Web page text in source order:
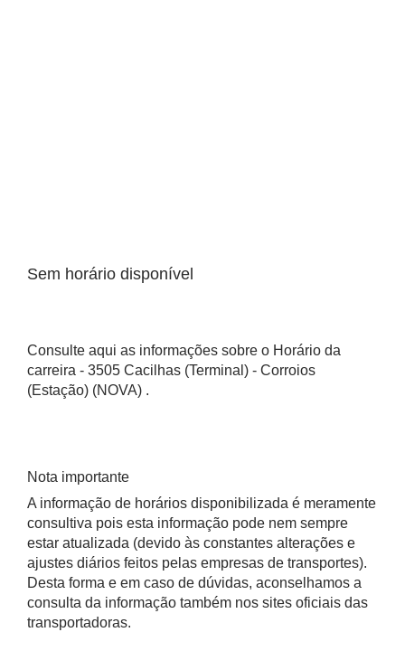
Sem horário disponível
Consulte aqui as informações sobre o Horário da
carreira - 3505 Cacilhas (Terminal) - Corroios
(Estação) (NOVA) .
Nota importante
A informação de horários disponibilizada é meramente
consultiva pois esta informação pode nem sempre
estar atualizada (devido às constantes alterações e
ajustes diários feitos pelas empresas de transportes).
Desta forma e em caso de dúvidas, aconselhamos a
consulta da informação também nos sites oficiais das
transportadoras.